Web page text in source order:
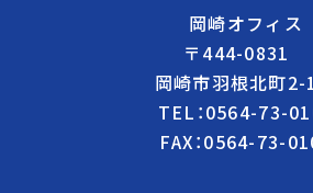
岡崎オフィス
〒444-0831
岡崎市羽根北町2-
TEL：0564-73-
FAX：0564-73-